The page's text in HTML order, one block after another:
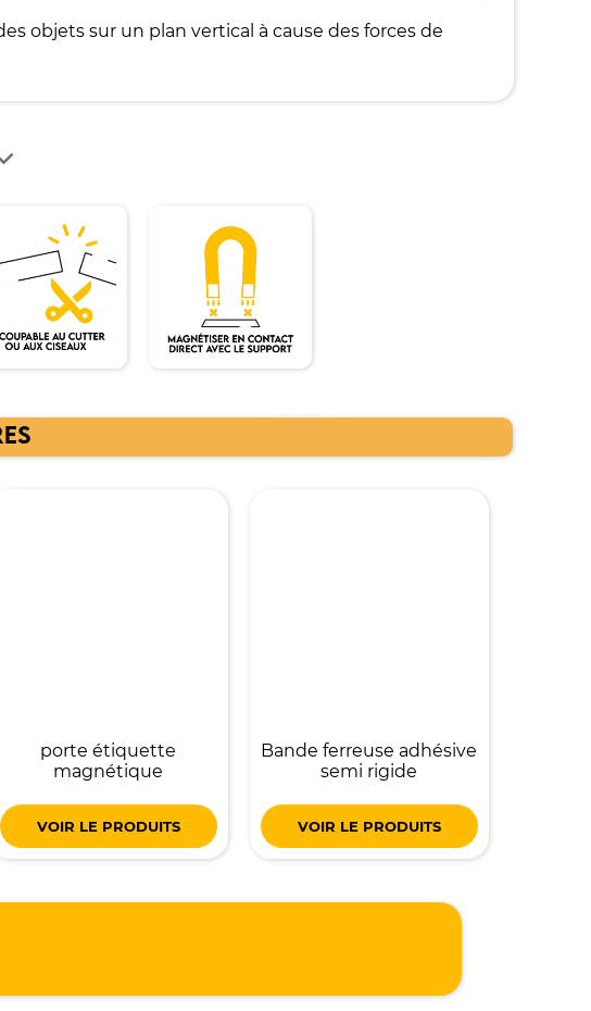
objets sur un plan vertical à cause des forces de
porte étiquette
magnétique
VOIR LE PRODUITS
Bande ferreuse adhésive
semi rigide
VOIR LE PRODUITS